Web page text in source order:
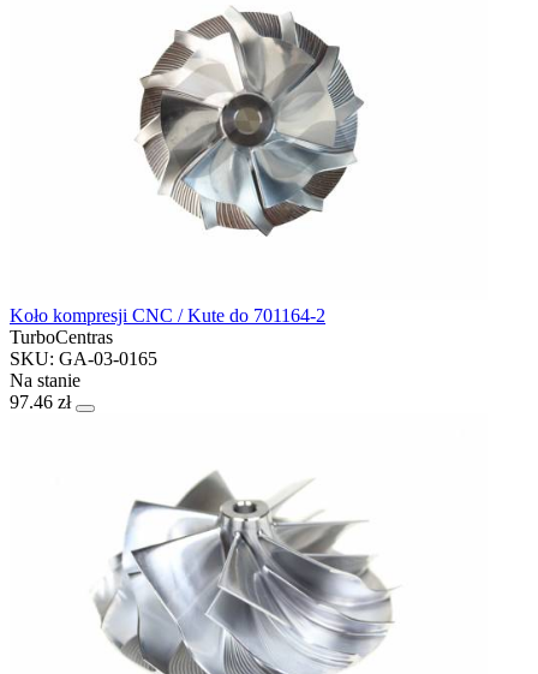
Koło kompresji CNC / Kute do 701164-2
TurboCentras
SKU: GA-03-0165
Na stanie
97.46 zł